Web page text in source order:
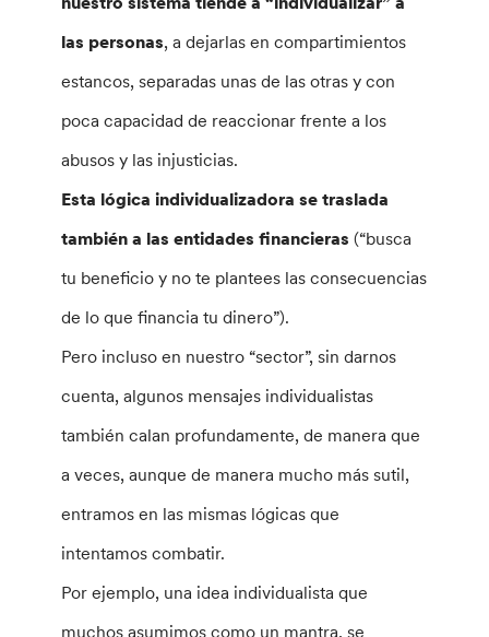
las personas, a dejarlas en compartimientos
estancos, separadas unas de las otras y con
poca capacidad de reaccionar frente a los
abusos y las injusticias.
Esta lógica individualizadora se traslada
también a las entidades financieras (“busca
tu beneficio y no te plantees las consecuencias
de lo que financia tu dinero”).
Pero incluso en nuestro “sector”, sin darnos
cuenta, algunos mensajes individualistas
también calan profundamente, de manera que
a veces, aunque de manera mucho más sutil,
entramos en las mismas lógicas que
intentamos combatir.
Por ejemplo, una idea individualista que
muchos asumimos como un mantra, se